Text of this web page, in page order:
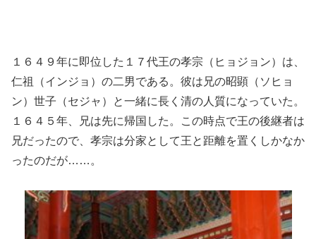
１６４９年に即位した１７代王の孝宗（ヒョジョン）は、
仁祖（インジョ）の二男である。彼は兄の昭顕（ソヒョ
ン）世子（セジャ）と一緒に長く清の人質になっていた。
１６４５年、兄は先に帰国した。この時点で王の後継者は
兄だったので、孝宗は分家として王と距離を置くしかなか
ったのだが……。